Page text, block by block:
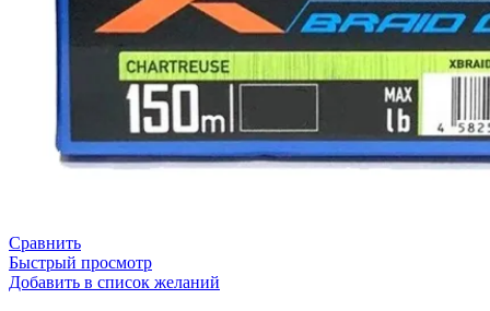
Сравнить
Быстрый просмотр
Добавить в список желаний